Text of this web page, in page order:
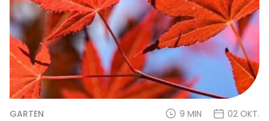
GARTEN 9 MIN 02 OKT.